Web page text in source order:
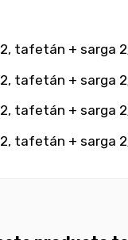
tafetán + sarga
tafetán + sarga
tafetán + sarga
tafetán + sarga